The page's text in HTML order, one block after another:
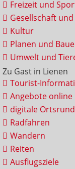
Freizeit und
Gesellschaft und
Kultur
Planen und
Umwelt und
Zu Gast in Lienen
Tourist-
Angebote online
digitale
Radfahren
Wandern
Reiten
Ausflugsziele